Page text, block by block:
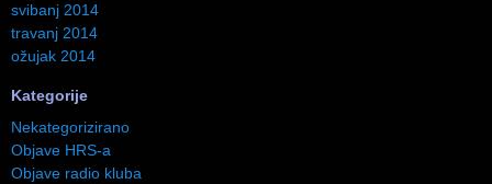
svibanj 2014
travanj 2014
ožujak 2014
Kategorije
Nekategorizirano
Objave HRS-a
Objave radio kluba